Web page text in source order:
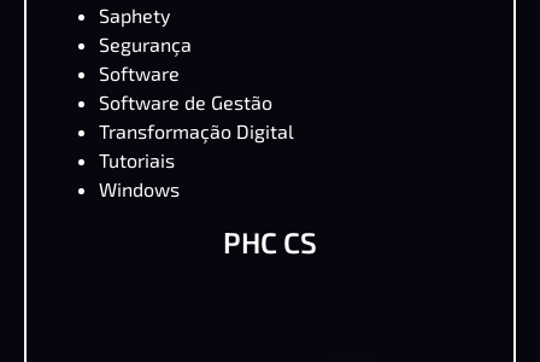
Saphety
Segurança
Software
Software de Gestão
Transformação Digital
Tutoriais
Windows
PHC CS